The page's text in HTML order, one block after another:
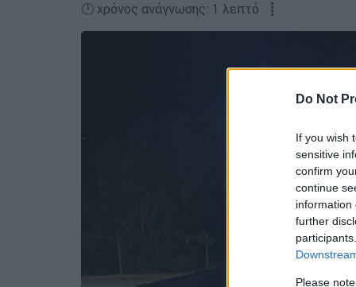
Do Not
If you wish
sensitive
confirm
continue
information
further
Please
🕛 χρόνος ανάγνωσης: 1 λεπτό ┋